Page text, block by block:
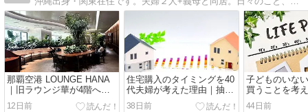
那覇空港 LOUNGE HANA
｜旧ラウンジ華が4階へ移
転リニューアル
12日前
住宅購入のタイミングを40
代夫婦が考えた理由｜抽選
申し込みまでの記録
38日前
子どものいな
買うことを考
住宅購入を意
44日前